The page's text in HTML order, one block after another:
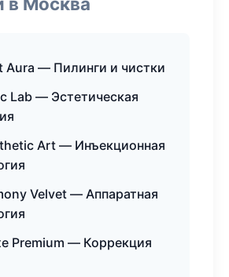
Aura — Пилинги и чистки
Lab — Эстетическая
Art — Инъекционная
Velvet — Аппаратная
Premium — Коррекция